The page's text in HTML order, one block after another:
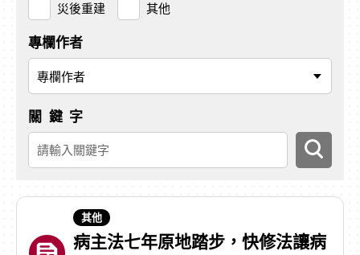
災後重建 其他
專欄作者
關 鍵 字
送
出
其他
病主法七年原地踏步，快修法讓病